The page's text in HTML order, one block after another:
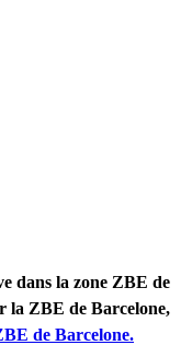
dans la zone ZBE de
la ZBE de Barcelone,
de Barcelone.